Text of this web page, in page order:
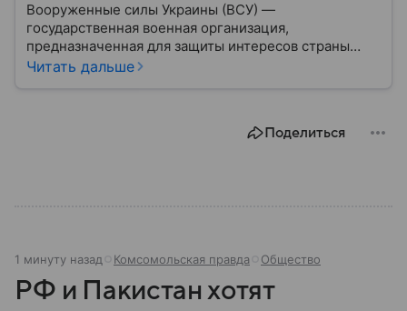
Вооруженные силы Украины (ВСУ) —
государственная военная организация,
предназначенная для защиты интересов страны
военным путем. Была создана после
Читать дальше
Поделиться
1 минуту назад Комсомольская правда Общество
РФ и Пакистан хотят